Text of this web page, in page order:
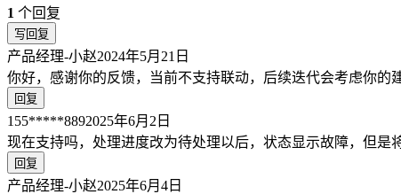
1 个回复
写回复
产品经理-小赵2024年5月21日
你好，感谢你的反馈，当前不支持联动，后续迭代会考虑你的
回复
155*****8892025年6月2日
现在支持吗，处理进度改为待处理以后，状态显示故障，但
回复
产品经理-小赵2025年6月4日